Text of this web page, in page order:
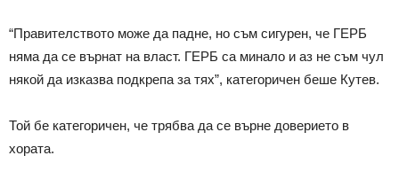
“Правителството може да падне, но съм сигурен, че ГЕРБ
няма да се върнат на власт. ГЕРБ са минало и аз не съм чул
някой да изказва подкрепа за тях”, категоричен беше Кутев.
Той бе категоричен, че трябва да се върне доверието в
хората.